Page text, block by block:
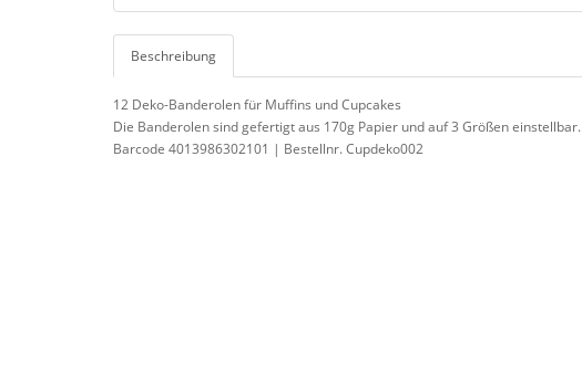
Beschreibung
12 Deko-Banderolen für Muffins und Cupcakes
Die Banderolen sind gefertigt aus 170g Papier und auf 3 Größen einstellbar.
Barcode 4013986302101 | Bestellnr. Cupdeko002